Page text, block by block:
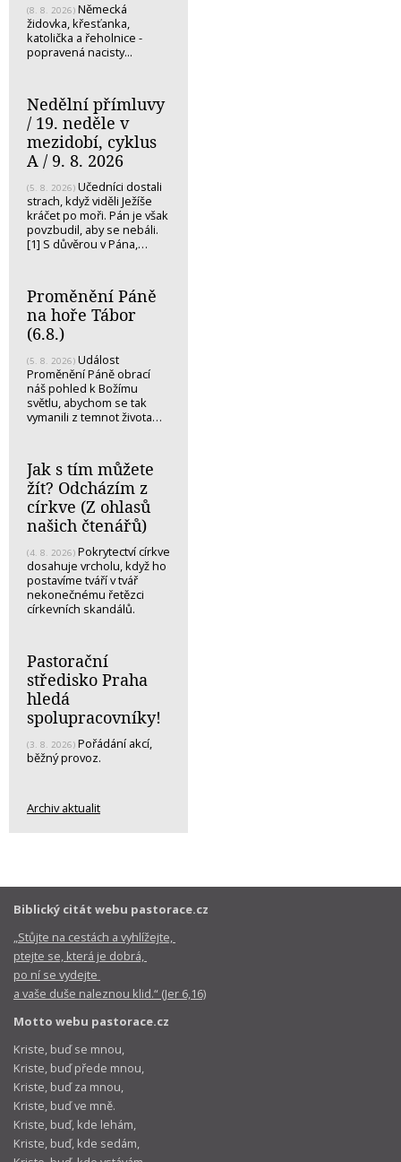
(8. 8. 2026) Německá
židovka, křesťanka,
katolička a řeholnice -
popravená nacisty...
Nedělní přímluvy
/ 19. neděle v
mezidobí, cyklus
A / 9. 8. 2026
(5. 8. 2026) Učedníci dostali
strach, když viděli Ježíše
kráčet po moři. Pán je však
povzbudil, aby se nebáli.
[1] S důvěrou v Pána,…
Proměnění Páně
na hoře Tábor
(6.8.)
(5. 8. 2026) Událost
Proměnění Páně obrací
náš pohled k Božímu
světlu, abychom se tak
vymanili z temnot života…
Jak s tím můžete
žít? Odcházím z
církve (Z ohlasů
našich čtenářů)
(4. 8. 2026) Pokrytectví církve
dosahuje vrcholu, když ho
postavíme tváří v tvář
nekonečnému řetězci
církevních skandálů.
Pastorační
středisko Praha
hledá
spolupracovníky!
(3. 8. 2026) Pořádání akcí,
běžný provoz.
Archiv aktualit
Biblický citát webu pastorace.cz
„Stůjte na cestách a vyhlížejte,
ptejte se, která je dobrá,
po ní se vydejte
a vaše duše naleznou klid.“ (Jer 6,16)
Motto webu pastorace.cz
Kriste, buď se mnou,
Kriste, buď přede mnou,
Kriste, buď za mnou,
Kriste, buď ve mně.
Kriste, buď, kde lehám,
Kriste, buď, kde sedám,